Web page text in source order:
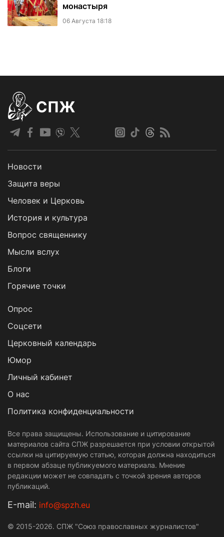
монастыря
06 Августа 18:18
СПЖ
Новости
Защита веры
Человек и Церковь
История и культура
Вопрос священнику
Мысли вслух
Блоги
Горячие точки
Опрос
Cоцсети
Церковный календарь
Юмор
Личный кабинет
О нас
Политика конфиденциальности
Все права защищены. Использование и цитирование
материалов сайта СПЖ разрешается при условии открытой
ссылки на цитируемую статью, которая должна находиться
в первом абзаце публикуемого материала. Мнение
редакции может не совпадать с точкой зрения авторов
публикаций.
Е-mail: info@spzh.eu
© 2015-2026. СПЖ "Союз православных журналистов"